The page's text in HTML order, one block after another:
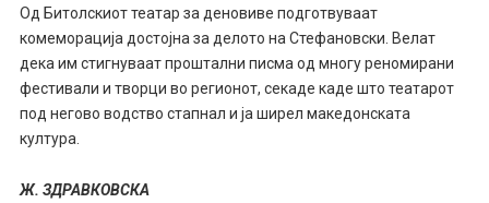
Од Битолскиот театар за деновиве подготвуваат
комеморација достојна за делото на Стефановски. Велат
дека им стигнуваат проштални писма од многу реномирани
фестивали и творци во регионот, секаде каде што театарот
под негово водство стапнал и ја ширел македонската
култура.
Ж. ЗДРАВКОВСКА